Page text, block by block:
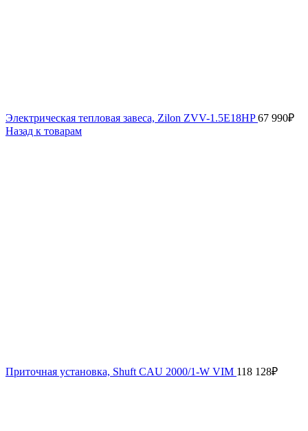
Электрическая тепловая завеса, Zilon ZVV-1.5E18HP67 990₽
Назад к товарам
Приточная установка, Shuft CAU 2000/1-W VIM 118 128₽